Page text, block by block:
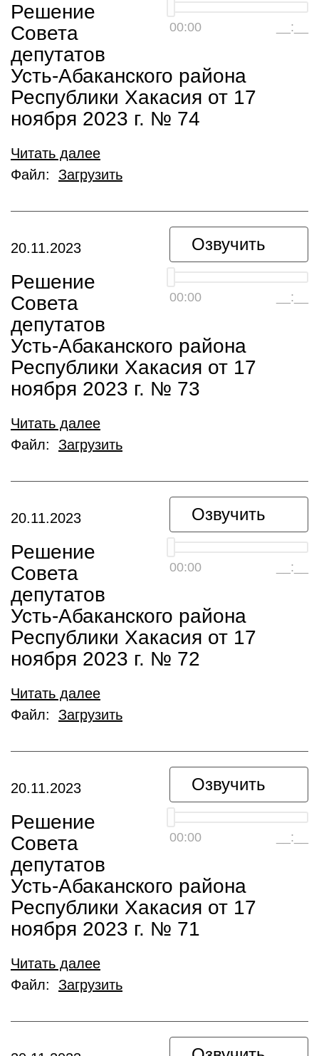
00:00 __:__
Решение
Совета
депутатов
Усть-Абаканского района
Республики Хакасия от 17
ноября 2023 г. № 74
Читать далее
Файл: Загрузить
Озвучить
00:00 __:__
20.11.2023
Решение
Совета
депутатов
Усть-Абаканского района
Республики Хакасия от 17
ноября 2023 г. № 73
Читать далее
Файл: Загрузить
Озвучить
00:00 __:__
20.11.2023
Решение
Совета
депутатов
Усть-Абаканского района
Республики Хакасия от 17
ноября 2023 г. № 72
Читать далее
Файл: Загрузить
Озвучить
00:00 __:__
20.11.2023
Решение
Совета
депутатов
Усть-Абаканского района
Республики Хакасия от 17
ноября 2023 г. № 71
Читать далее
Файл: Загрузить